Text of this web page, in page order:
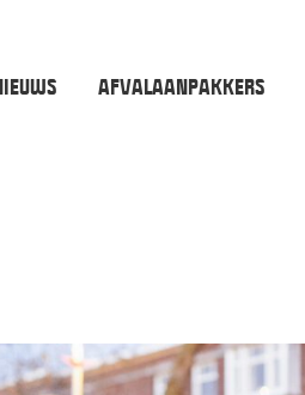
AFVALAANPAKKERS